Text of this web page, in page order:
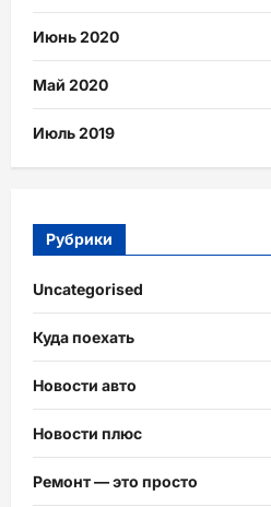
Июнь 2020
Май 2020
Июль 2019
Рубрики
Uncategorised
Куда поехать
Новости авто
Новости плюс
Ремонт — это просто